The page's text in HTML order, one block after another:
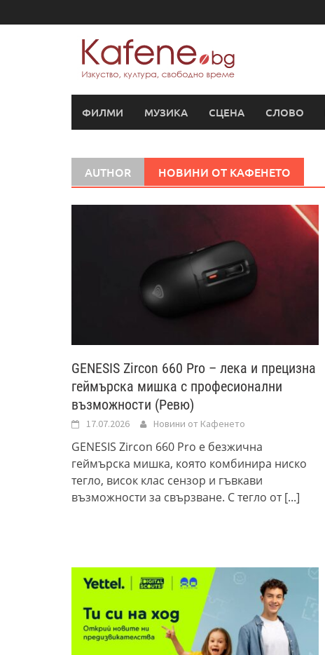
to
ФИЛМИ МУЗИКА СЦЕНА СЛОВО
AUTHOR НОВИНИ ОТ КАФЕНЕТО
GENESIS Zircon 660 Pro – лека и прецизна
геймърска мишка с професионални
възможности (Ревю)
17.07.2026 Новини от Кафенето
GENESIS Zircon 660 Pro е безжична
геймърска мишка, която комбинира ниско
тегло, висок клас сензор и гъвкави
възможности за свързване. С тегло от[...]